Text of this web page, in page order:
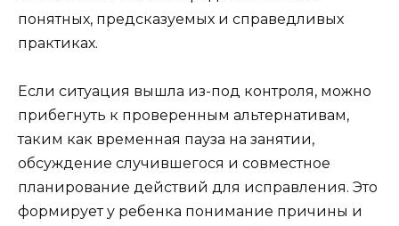
понятных, предсказуемых и справедливых
практиках.
Если ситуация вышла из-под контроля, можно
прибегнуть к проверенным альтернативам,
таким как временная пауза на занятии,
обсуждение случившегося и совместное
планирование действий для исправления. Это
формирует у ребенка понимание причины и